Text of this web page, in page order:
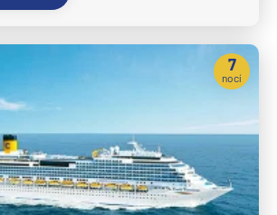
7
nocí